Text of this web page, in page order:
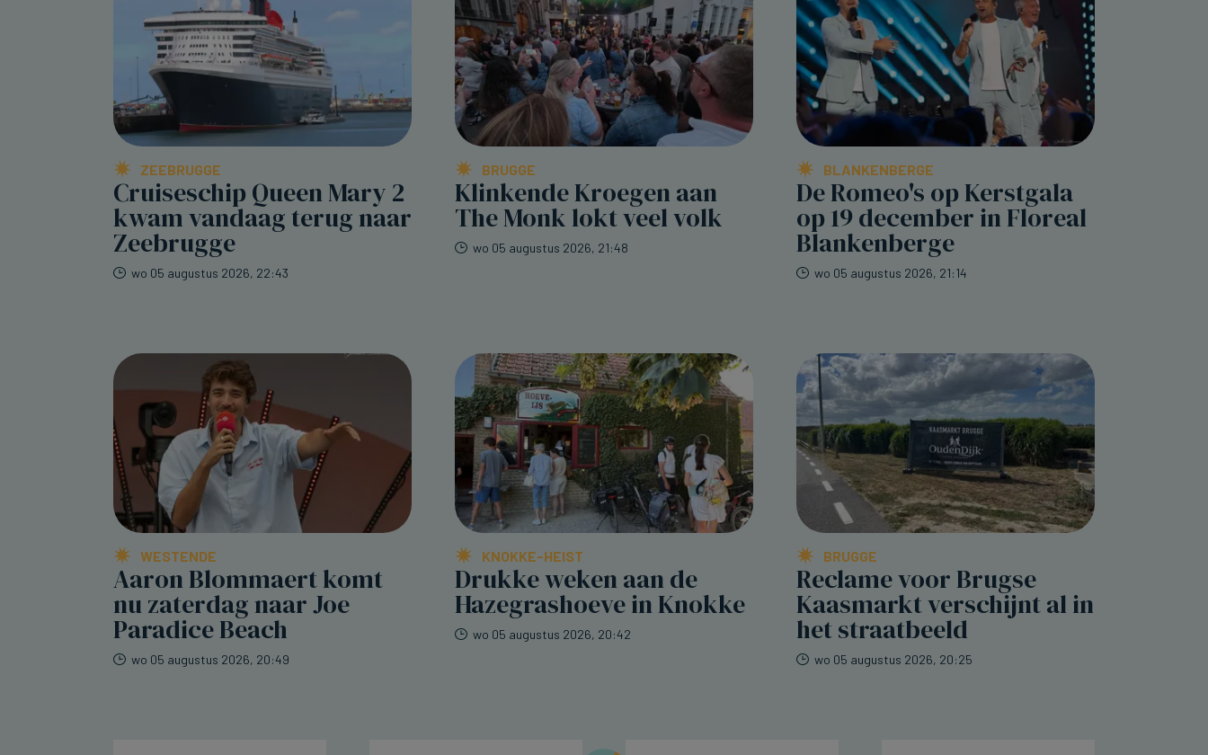
ZEEBRUGGE
Cruiseschip Queen Mary 2
kwam vandaag terug naar
Zeebrugge
wo 05 augustus 2026, 22:43
BRUGGE
Klinkende Kroegen aan
The Monk lokt veel volk
wo 05 augustus 2026, 21:48
BLANKENBERGE
De Romeo's op Kerstgala
op 19 december in Floreal
Blankenberge
wo 05 augustus 2026, 21:14
WESTENDE
Aaron Blommaert komt
nu zaterdag naar Joe
Paradice Beach
wo 05 augustus 2026, 20:49
KNOKKE-HEIST
Drukke weken aan de
Hazegrashoeve in Knokke
wo 05 augustus 2026, 20:42
BRUGGE
Reclame voor Brugse
Kaasmarkt verschijnt al in
het straatbeeld
wo 05 augustus 2026, 20:25